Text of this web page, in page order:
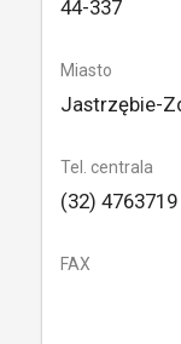
44-337
Miasto
Jastrzębie-
Tel. centrala
(32) 4763719
FAX